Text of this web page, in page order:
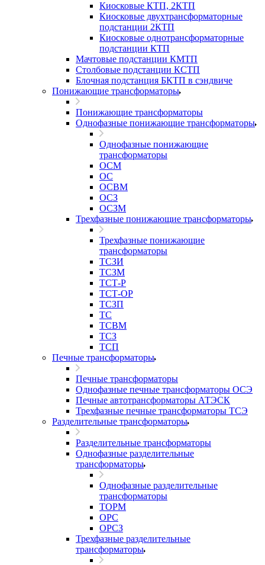
Киосковые КТП, 2КТП
Киосковые двухтрансформаторные
подстанции 2КТП
Киосковые однотрансформаторные
подстанции КТП
Мачтовые подстанции КМТП
Столбовые подстанции КСТП
Блочная подстанция БКТП в сэндвиче
Понижающие трансформаторы
Понижающие трансформаторы
Однофазные понижающие трансформаторы
Однофазные понижающие
трансформаторы
ОСМ
ОС
ОСВМ
ОСЗ
ОСЗМ
Трехфазные понижающие трансформаторы
Трехфазные понижающие
трансформаторы
ТСЗИ
ТСЗМ
ТСТ-Р
ТСТ-ОР
ТСЗП
ТС
ТСВМ
ТСЗ
ТСП
Печные трансформаторы
Печные трансформаторы
Однофазные печные трансформаторы ОСЭ
Печные автотрансформаторы АТЭСК
Трехфазные печные трансформаторы ТСЭ
Разделительные трансформаторы
Разделительные трансформаторы
Однофазные разделительные
трансформаторы
Однофазные разделительные
трансформаторы
ТОРМ
ОРС
ОРСЗ
Трехфазные разделительные
трансформаторы